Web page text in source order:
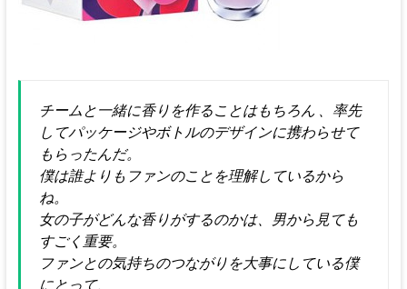
チームと一緒に香りを作ることはもちろん 、率先
してパッケージやボトルのデザインに携わらせて
もらったんだ。
僕は誰よりもファンのことを理解しているから
ね。
女の子がどんな香りがするのかは、男から見ても
すごく重要。
ファンとの気持ちのつながりを大事にしている僕
にとって、